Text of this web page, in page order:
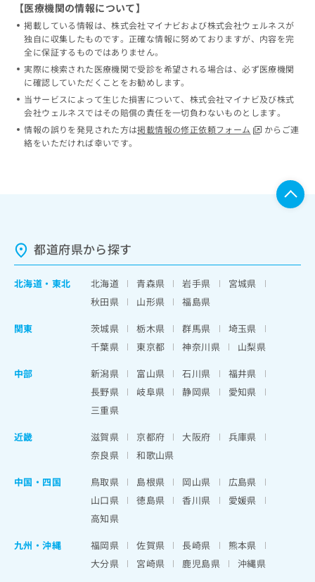
【医療機関の情報について】
掲載している情報は、株式会社マイナビおよび株式会社ウェルネスが
独自に収集したものです。正確な情報に努めておりますが、内容を完
全に保証するものではありません。
実際に検索された医療機関で受診を希望される場合は、必ず医療機関
に確認していただくことをお勧めします。
当サービスによって生じた損害について、株式会社マイナビ及び株式
会社ウェルネスではその賠償の責任を一切負わないものとします。
情報の誤りを発見された方は掲載情報の修正依頼フォーム
からご連
絡をいただければ幸いです。
都道府県から探す
北海道 ・ 東北 北海道 青森県 岩手県
宮城県
秋田県
山形県
福島県
関東
茨城県 栃木県 群馬県
埼玉県
千葉県
東京都 神奈川県
山梨県
中部
新潟県 富山県 石川県
福井県
長野県
岐阜県 静岡県
愛知県
三重県
近畿
滋賀県 京都府 大阪府
兵庫県
奈良県
和歌山県
中国・四国
鳥取県 島根県 岡山県
広島県
山口県
徳島県 香川県
愛媛県
高知県
九州・沖縄
福岡県 佐賀県 長崎県
熊本県
大分県
宮崎県 鹿児島県 沖縄県